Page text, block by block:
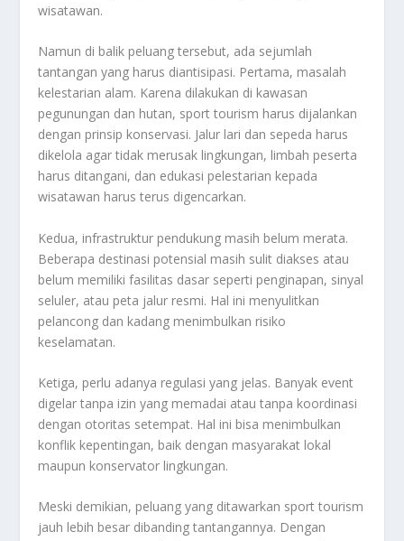
wisatawan.
Namun di balik peluang tersebut, ada sejumlah
tantangan yang harus diantisipasi. Pertama, masalah
kelestarian alam. Karena dilakukan di kawasan
pegunungan dan hutan, sport tourism harus dijalankan
dengan prinsip konservasi. Jalur lari dan sepeda harus
dikelola agar tidak merusak lingkungan, limbah peserta
harus ditangani, dan edukasi pelestarian kepada
wisatawan harus terus digencarkan.
Kedua, infrastruktur pendukung masih belum merata.
Beberapa destinasi potensial masih sulit diakses atau
belum memiliki fasilitas dasar seperti penginapan, sinyal
seluler, atau peta jalur resmi. Hal ini menyulitkan
pelancong dan kadang menimbulkan risiko
keselamatan.
Ketiga, perlu adanya regulasi yang jelas. Banyak event
digelar tanpa izin yang memadai atau tanpa koordinasi
dengan otoritas setempat. Hal ini bisa menimbulkan
konflik kepentingan, baik dengan masyarakat lokal
maupun konservator lingkungan.
Meski demikian, peluang yang ditawarkan sport tourism
jauh lebih besar dibanding tantangannya. Dengan